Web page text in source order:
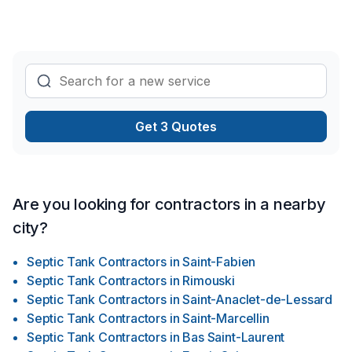
Get 3 Quotes
Are you looking for contractors in a nearby
city?
Septic Tank Contractors in Saint-Fabien
Septic Tank Contractors in Rimouski
Septic Tank Contractors in Saint-Anaclet-de-Lessard
Septic Tank Contractors in Saint-Marcellin
Septic Tank Contractors in Bas Saint-Laurent